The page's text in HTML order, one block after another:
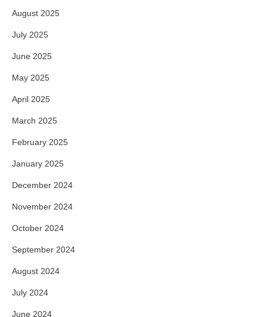
August 2025
July 2025
June 2025
May 2025
April 2025
March 2025
February 2025
January 2025
December 2024
November 2024
October 2024
September 2024
August 2024
July 2024
June 2024